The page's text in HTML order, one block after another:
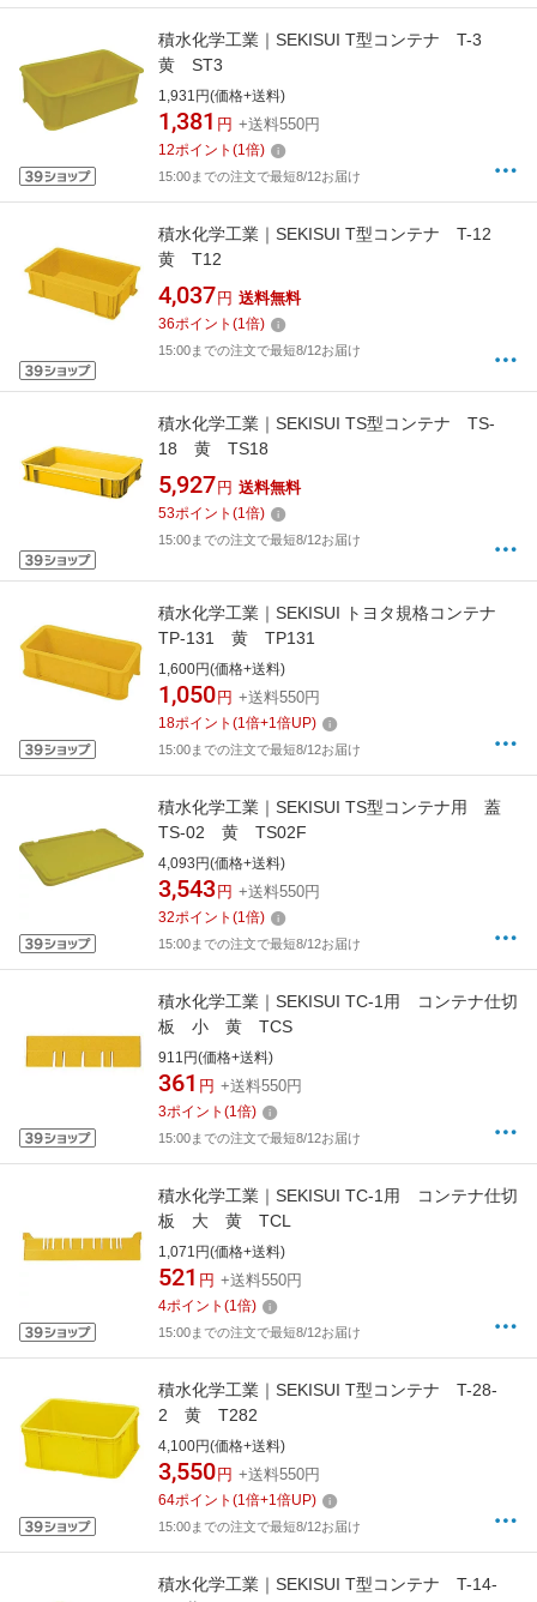
積水化学工業｜SEKISUI T型コンテナ T-3
黄 ST3
1,931円(価格+送料)
1,381 円 +送料550円
12ポイント (1倍)
15:00までの注文で最短8/12お届け
積水化学工業｜SEKISUI T型コンテナ T-12
黄 T12
4,037 円 送料無料
36ポイント (1倍)
15:00までの注文で最短8/12お届け
積水化学工業｜SEKISUI TS型コンテナ TS-
18 黄 TS18
5,927 円 送料無料
53ポイント (1倍)
15:00までの注文で最短8/12お届け
積水化学工業｜SEKISUI トヨタ規格コンテナ
TP-131 黄 TP131
1,600円(価格+送料)
1,050 円 +送料550円
18ポイント (1倍+1倍UP)
15:00までの注文で最短8/12お届け
積水化学工業｜SEKISUI TS型コンテナ用 蓋
TS-02 黄 TS02F
4,093円(価格+送料)
3,543 円 +送料550円
32ポイント (1倍)
15:00までの注文で最短8/12お届け
積水化学工業｜SEKISUI TC-1用 コンテナ仕切
板 小 黄 TCS
911円(価格+送料)
361 円 +送料550円
3ポイント (1倍)
15:00までの注文で最短8/12お届け
積水化学工業｜SEKISUI TC-1用 コンテナ仕切
板 大 黄 TCL
1,071円(価格+送料)
521 円 +送料550円
4ポイント (1倍)
15:00までの注文で最短8/12お届け
積水化学工業｜SEKISUI T型コンテナ T-28-
2 黄 T282
4,100円(価格+送料)
3,550 円 +送料550円
64ポイント (1倍+1倍UP)
15:00までの注文で最短8/12お届け
積水化学工業｜SEKISUI T型コンテナ T-14-